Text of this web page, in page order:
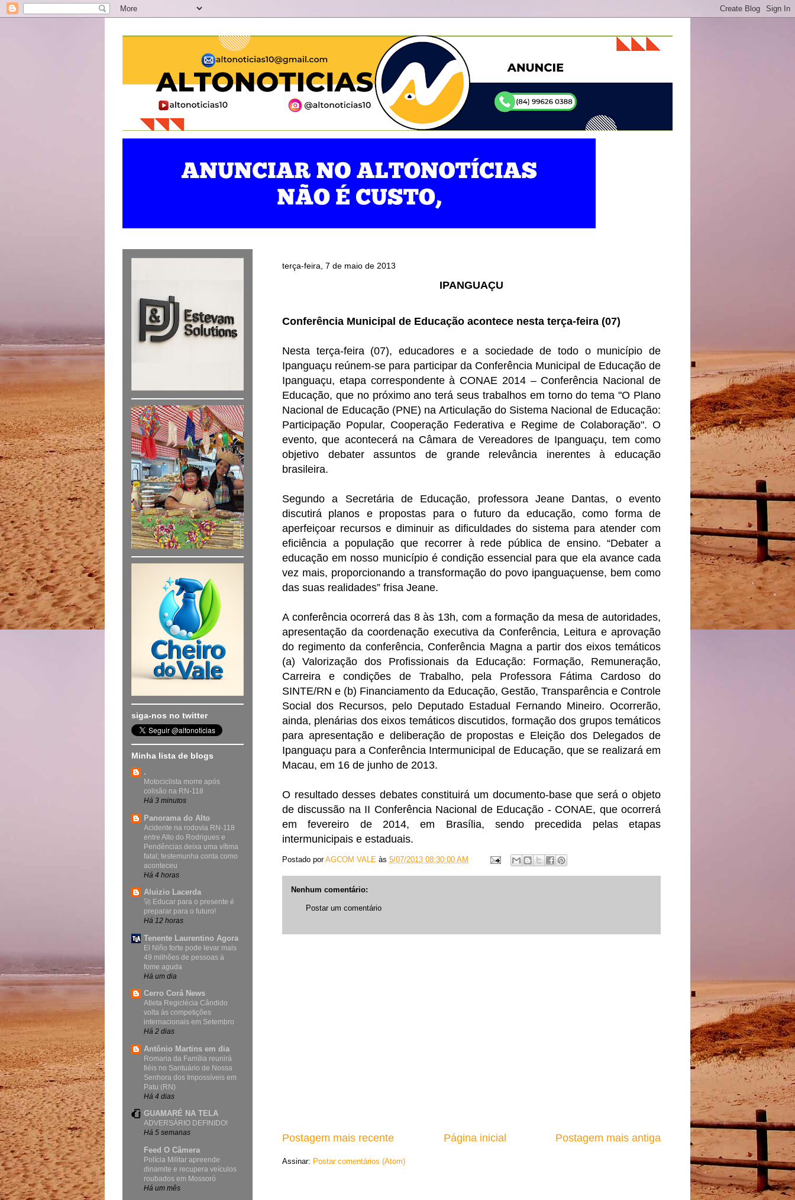
terça-feira, 7 de maio de 2013
IPANGUAÇU
Conferência Municipal de Educação acontece nesta terça-feira (07)
Nesta terça-feira (07), educadores e a sociedade de todo o município de
Ipanguaçu reúnem-se para participar da Conferência Municipal de Educação de
Ipanguaçu, etapa correspondente à CONAE 2014 – Conferência Nacional de
Educação, que no próximo ano terá seus trabalhos em torno do tema "O Plano
Nacional de Educação (PNE) na Articulação do Sistema Nacional de Educação:
Participação Popular, Cooperação Federativa e Regime de Colaboração". O
evento, que acontecerá na Câmara de Vereadores de Ipanguaçu, tem como
objetivo debater assuntos de grande relevância inerentes à educação
brasileira.
Segundo a Secretária de Educação, professora Jeane Dantas, o evento
discutirá planos e propostas para o futuro da educação, como forma de
aperfeiçoar recursos e diminuir as dificuldades do sistema para atender com
eficiência a população que recorrer à rede pública de ensino. “Debater a
educação em nosso município é condição essencial para que ela avance cada
vez mais, proporcionando a transformação do povo ipanguaçuense, bem como
das suas realidades” frisa Jeane.
A conferência ocorrerá das 8 às 13h, com a formação da mesa de autoridades,
apresentação da coordenação executiva da Conferência, Leitura e aprovação
do regimento da conferência, Conferência Magna a partir dos eixos temáticos
(a) Valorização dos Profissionais da Educação: Formação, Remuneração,
Carreira e condições de Trabalho, pela Professora Fátima Cardoso do
SINTE/RN e (b) Financiamento da Educação, Gestão, Transparência e Controle
Social dos Recursos, pelo Deputado Estadual Fernando Mineiro. Ocorrerão,
ainda, plenárias dos eixos temáticos discutidos, formação dos grupos temáticos
para apresentação e deliberação de propostas e Eleição dos Delegados de
Ipanguaçu para a Conferência Intermunicipal de Educação, que se realizará em
Macau, em 16 de junho de 2013.
O resultado desses debates constituirá um documento-base que será o objeto
de discussão na II Conferência Nacional de Educação - CONAE, que ocorrerá
em fevereiro de 2014, em Brasília, sendo precedida pelas etapas
intermunicipais e estaduais.
Postado porAGCOM VALE às 5/07/2013 08:30:00 AM
Nenhum comentário:
Postar um comentário
Postagem mais recente Postagem mais antiga
Página inicial
Assinar: Postar comentários (Atom)
siga-nos no twitter
Minha lista de blogs
.
Motociclista morre após
colisão na RN-118
Há 3 minutos
Panorama do Alto
Acidente na rodovia RN-118
entre Alto do Rodrigues e
Pendências deixa uma vítima
fatal; testemunha conta como
aconteceu
Há 4 horas
Aluizio Lacerda
🚀 Educar para o presente é
preparar para o futuro!
Há 12 horas
Tenente Laurentino Agora
El Niño forte pode levar mais
49 milhões de pessoas à
fome aguda
Há um dia
Cerro Corá News
Atleta Regiclécia Cândido
volta às competições
internacionais em Setembro
Há 2 dias
Antônio Martins em dia
Romaria da Família reunirá
fiéis no Santuário de Nossa
Senhora dos Impossíveis em
Patu (RN)
Há 4 dias
GUAMARÉ NA TELA
ADVERSÁRIO DEFINIDO!
Há 5 semanas
Feed O Câmera
Polícia Militar apreende
dinamite e recupera veículos
roubados em Mossoró
Há um mês